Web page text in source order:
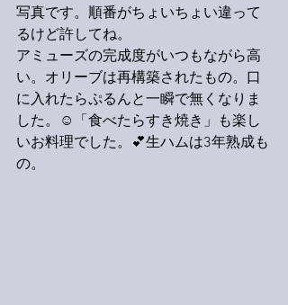
写真です。順番がちょいちょい違って
るけど許してね。
アミューズの完成度がいつもながら高
い。オリーブは再構築されたもの。口
に入れたらぷるんと一瞬で無くなりま
した。☺️「食べたらすき焼き」も楽し
いお料理でした。💕生ハムは3年熟成も
の。